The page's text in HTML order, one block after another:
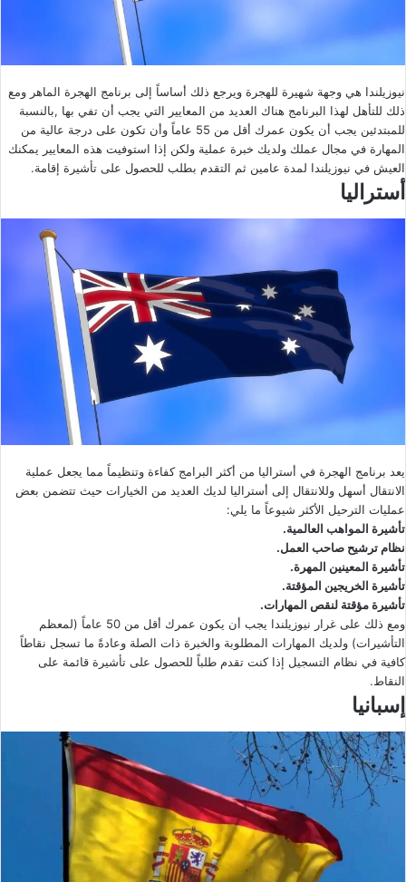
نيوزيلندا هي وجهة شهيرة للهجرة ويرجع ذلك أساساً إلى برنامج الهجرة الماهر ومع
ذلك للتأهل لهذا البرنامج هناك العديد من المعايير التي يجب أن تفي بها ,بالنسبة
للمبتدئين يجب أن يكون عمرك أقل من 55 عاماً وأن تكون على درجة عالية من
المهارة في مجال عملك ولديك خبرة عملية ولكن إذا استوفيت هذه المعايير يمكنك
العيش في نيوزيلندا لمدة عامين ثم التقدم بطلب للحصول على تأشيرة إقامة.
أستراليا
يعد برنامج الهجرة في أستراليا من أكثر البرامج كفاءة وتنظيماً مما يجعل عملية
الانتقال أسهل وللانتقال إلى أستراليا لديك العديد من الخيارات حيث تتضمن بعض
عمليات الترحيل الأكثر شيوعاً ما يلي:
تأشيرة المواهب العالمية.
نظام ترشيح صاحب العمل.
تأشيرة المعينين المهرة.
تأشيرة الخريجين المؤقتة.
تأشيرة مؤقتة لنقص المهارات.
ومع ذلك على غرار نيوزيلندا يجب أن يكون عمرك أقل من 50 عاماً (لمعظم
التأشيرات) ولديك المهارات المطلوبة والخبرة ذات الصلة وعادةً ما تسجل نقاطاً
كافية في نظام التسجيل إذا كنت تقدم طلباً للحصول على تأشيرة قائمة على
النقاط.
إسبانيا